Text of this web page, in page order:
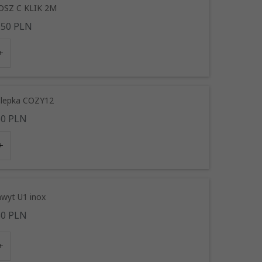
C KLIK 2M
50 PLN
COZY12
PLN
U1 inox
PLN